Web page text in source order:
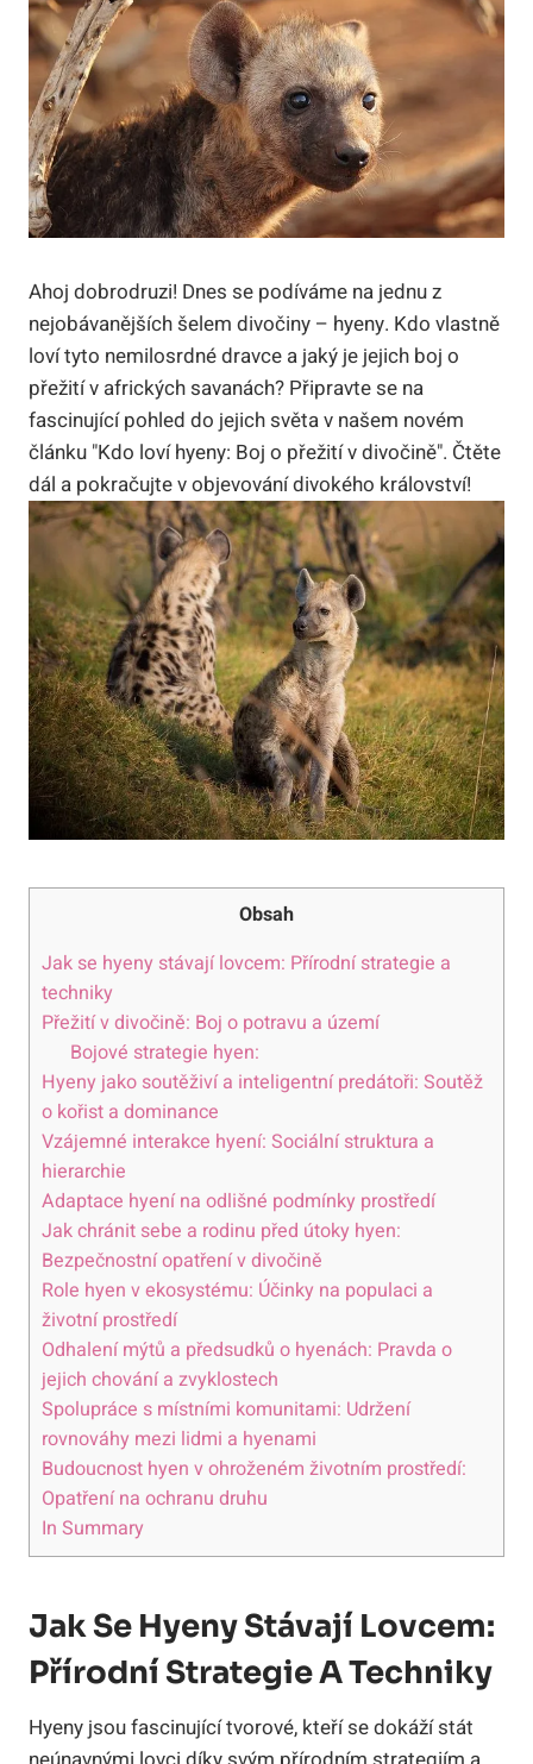
Ahoj dobrodruzi! Dnes se podíváme na jednu z
nejobávanějších šelem divočiny – hyeny. Kdo vlastně
loví tyto nemilosrdné dravce a jaký je jejich boj o
přežití v afrických savanách? Připravte se na
fascinující pohled do jejich světa v našem novém
článku "Kdo loví hyeny: Boj o přežití v divočině". Čtěte
dál a pokračujte v objevování divokého království!
Obsah
Jak se hyeny stávají lovcem: Přírodní strategie a
techniky
Přežití v divočině: Boj o potravu a území
Bojové strategie hyen:
Hyeny jako soutěživí a inteligentní predátoři: Soutěž
o kořist a dominance
Vzájemné interakce hyení: Sociální struktura a
hierarchie
Adaptace hyení na odlišné podmínky prostředí
Jak chránit sebe a rodinu před útoky hyen:
Bezpečnostní opatření v divočině
Role hyen v ekosystému: Účinky na populaci a
životní prostředí
Odhalení mýtů a předsudků o hyenách: Pravda o
jejich chování a zvyklostech
Spolupráce s místními komunitami: Udržení
rovnováhy mezi lidmi a hyenami
Budoucnost hyen v ohroženém životním prostředí:
Opatření na ochranu druhu
In Summary
Jak Se Hyeny Stávají Lovcem:
Přírodní Strategie A Techniky
Hyeny jsou fascinující tvorové, kteří se dokáží stát